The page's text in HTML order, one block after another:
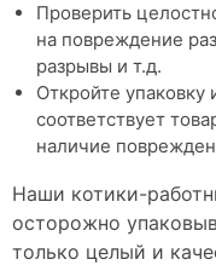
Проверить
на повреждение
разрывы и т.д.
Откройте
соответствует
наличие
Наши котики-
осторожно
только целый и